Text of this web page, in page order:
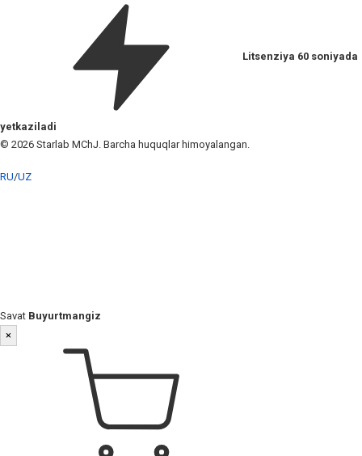
Litsenziya 60 soniyada
yetkaziladi
© 2026 Starlab MChJ. Barcha huquqlar himoyalangan.
RU/UZ
Savat Buyurtmangiz
×